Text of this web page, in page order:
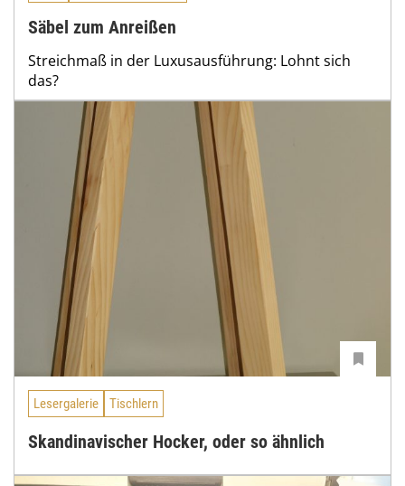
Säbel zum Anreißen
Streichmaß in der Luxusausführung: Lohnt sich
das?
Lesergalerie Tischlern
Skandinavischer Hocker, oder so ähnlich